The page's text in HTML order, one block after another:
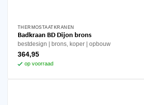
THERMOSTAATKRANEN
Badkraan BD Dijon brons
bestdesign brons, koper opbouw
364,95
op voorraad